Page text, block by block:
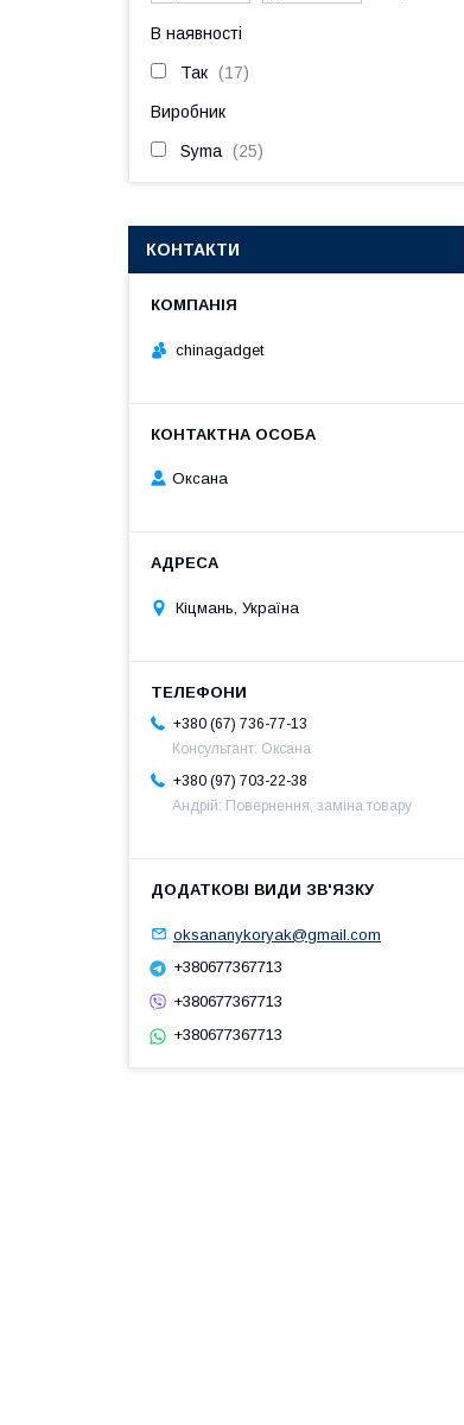
В наявності
Так 17
Виробник
Syma 25
КОНТАКТИ
chinagadget
Оксана
Кіцмань, Україна
+380 (67) 736-77-13
Консультант: Оксана
+380 (97) 703-22-38
Андрій: Повернення, заміна товару
oksananykoryak@gmail.com
+380677367713
+380677367713
+380677367713